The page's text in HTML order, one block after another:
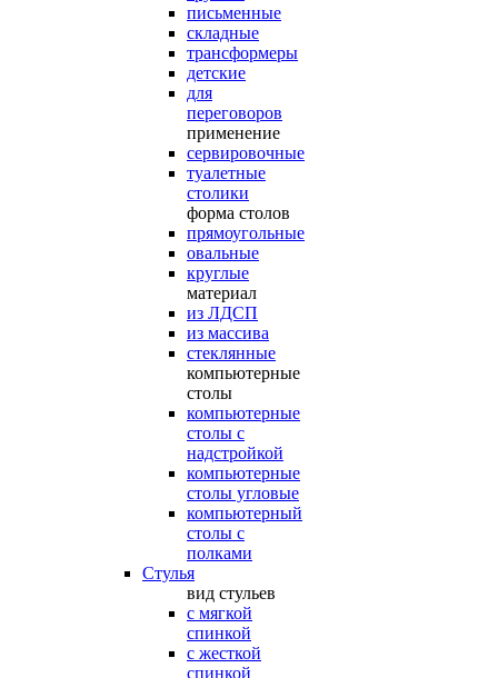
письменные
складные
трансформеры
детские
для
переговоров
применение
сервировочные
туалетные
столики
форма столов
прямоугольные
овальные
круглые
материал
из ЛДСП
из массива
стеклянные
компьютерные
столы
компьютерные
столы с
надстройкой
компьютерные
столы угловые
компьютерный
столы с
полками
Стулья
вид стульев
с мягкой
спинкой
с жесткой
спинкой